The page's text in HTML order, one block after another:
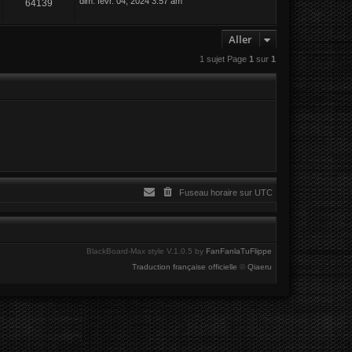
64139
Aller
1 sujet Page 1 sur 1
Fuseau horaire sur UTC
BlackBoard-Max style V.1.0.5 by FanFanlaTuFlippe
Traduction française officielle © Qiaeru